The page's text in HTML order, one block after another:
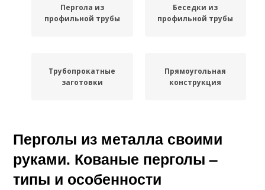
Пергола из
профильной трубы
Беседки из
профильной трубы
Трубопрокатные
заготовки
Прямоугольная
конструкция
Перголы из металла своими
руками. Кованые перголы –
типы и особенности